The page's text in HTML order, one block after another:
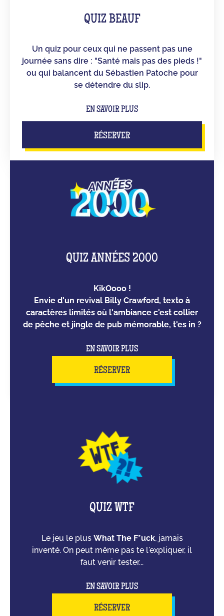
QUIZ BEAUF
Un quiz pour ceux qui ne passent pas une
journée sans dire : "Santé mais pas des pieds !"
ou qui balancent du Sébastien Patoche pour
se détendre du slip.
EN SAVOIR PLUS
RÉSERVER
QUIZ ANNÉES 2000
KikOooo !
Envie d'un revival Billy Crawford, texto à
caractères limités où l'ambiance c'est collier
de pêche et jingle de pub mémorable, t'es in ?
EN SAVOIR PLUS
RÉSERVER
QUIZ WTF
Le jeu le plus What The F*uck, jamais
inventé. On peut même pas te l'expliquer, il
faut venir tester...
EN SAVOIR PLUS
RÉSERVER